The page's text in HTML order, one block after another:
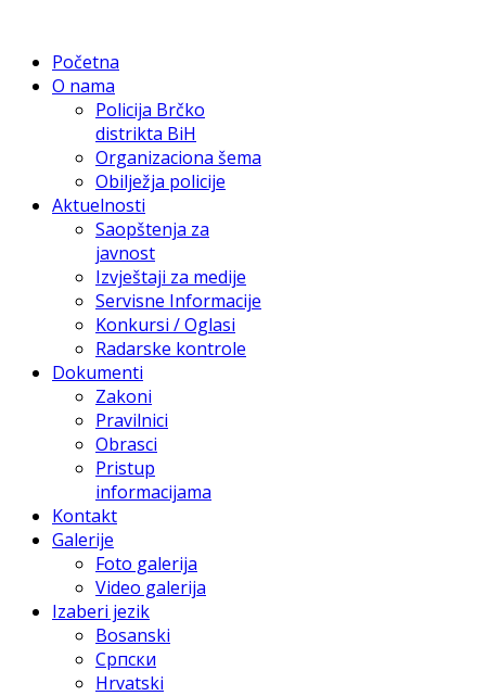
Početna
O nama
Policija Brčko
distrikta BiH
Organizaciona šema
Obilježja policije
Aktuelnosti
Saopštenja za
javnost
Izvještaji za medije
Servisne Informacije
Konkursi / Oglasi
Radarske kontrole
Dokumenti
Zakoni
Pravilnici
Obrasci
Pristup
informacijama
Kontakt
Galerije
Foto galerija
Video galerija
Izaberi jezik
Bosanski
Српски
Hrvatski